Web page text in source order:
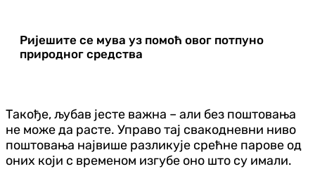
Ријешите се мува уз помоћ овог потпуно
природног средства
Такође, љубав јесте важна – али без поштовања
не може да расте. Управо тај свакодневни ниво
поштовања највише разликује срећне парове од
оних који с временом изгубе оно што су имали.